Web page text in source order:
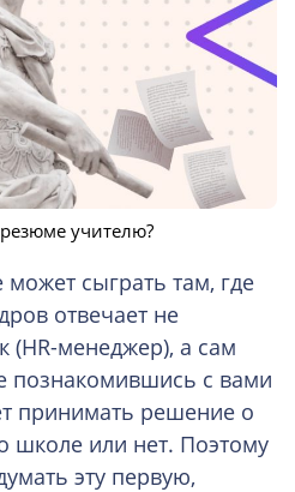
учителю?
сыграть там, где
отвечает не
(HR-менеджер), а сам
познакомившись с вами
принимать решение о
школе или нет. Поэтому
эту первую,